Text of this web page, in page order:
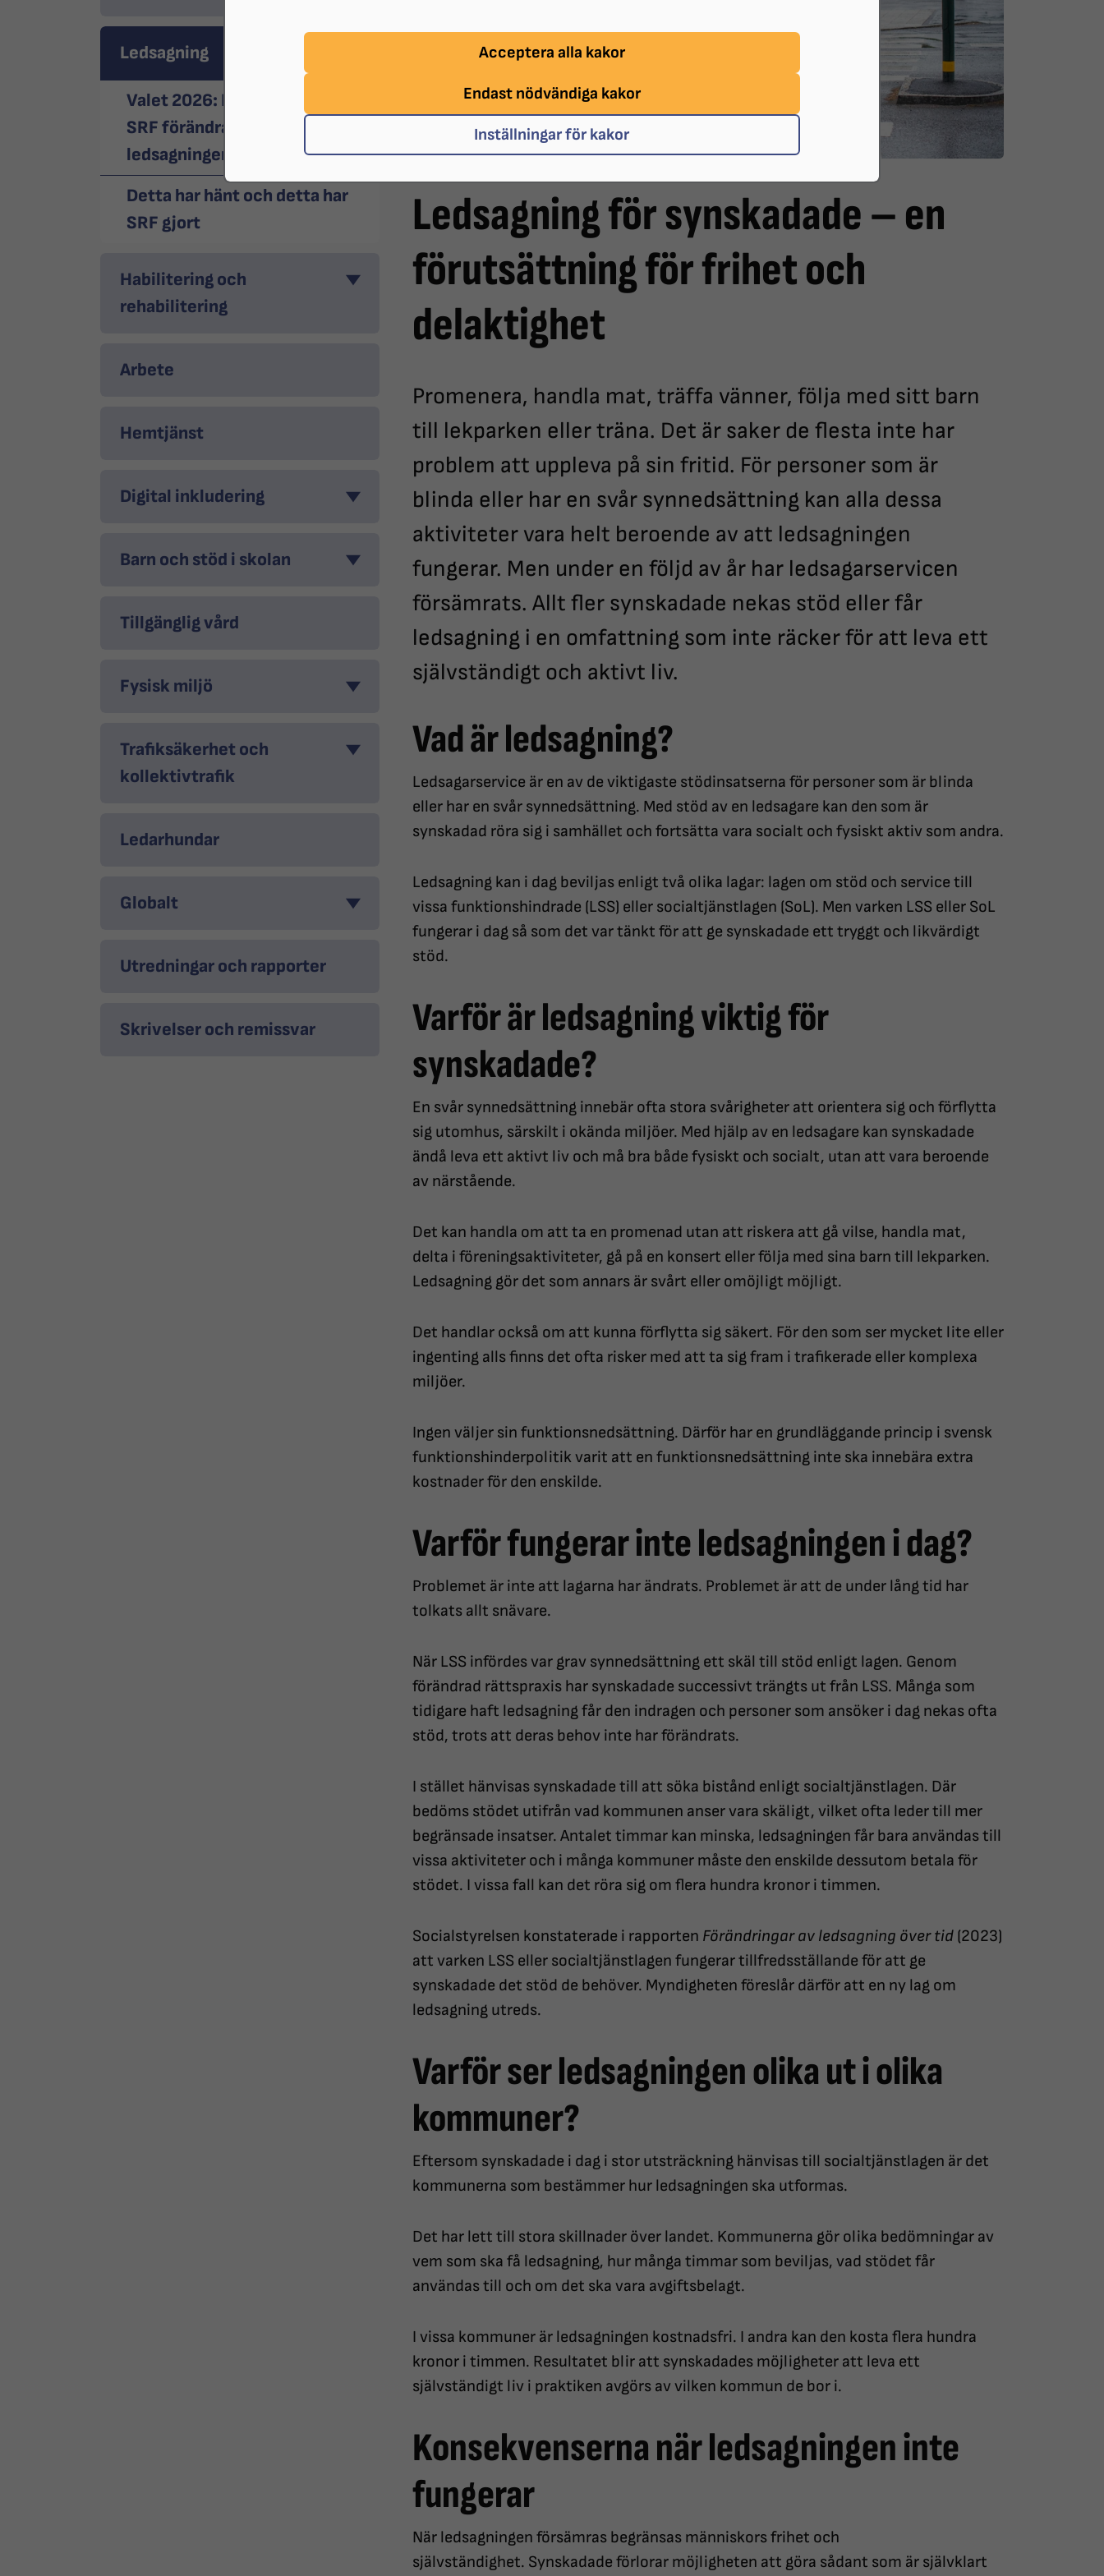
Acceptera alla kakor
Endast nödvändiga kakor
Inställningar för kakor
Ledsagning
Valet 2026: Det här vill
SRF förändra inom
ledsagningen
Detta har hänt och detta har
SRF gjort
Habilitering och
rehabilitering
Arbete
Hemtjänst
Digital inkludering
Barn och stöd i skolan
Tillgänglig vård
Fysisk miljö
Trafiksäkerhet och
kollektivtrafik
Ledarhundar
Globalt
Utredningar och rapporter
Skrivelser och remissvar
Ledsagning för synskadade – en
förutsättning för frihet och
delaktighet
Promenera, handla mat, träffa vänner, följa med sitt barn
till lekparken eller träna. Det är saker de flesta inte har
problem att uppleva på sin fritid. För personer som är
blinda eller har en svår synnedsättning kan alla dessa
aktiviteter vara helt beroende av att ledsagningen
fungerar. Men under en följd av år har ledsagarservicen
försämrats. Allt fler synskadade nekas stöd eller får
ledsagning i en omfattning som inte räcker för att leva ett
självständigt och aktivt liv.
Vad är ledsagning?
Ledsagarservice är en av de viktigaste stödinsatserna för personer som är blinda
eller har en svår synnedsättning. Med stöd av en ledsagare kan den som är
synskadad röra sig i samhället och fortsätta vara socialt och fysiskt aktiv som andra.
Ledsagning kan i dag beviljas enligt två olika lagar: lagen om stöd och service till
vissa funktionshindrade (LSS) eller socialtjänstlagen (SoL). Men varken LSS eller SoL
fungerar i dag så som det var tänkt för att ge synskadade ett tryggt och likvärdigt
stöd.
Varför är ledsagning viktig för
synskadade?
En svår synnedsättning innebär ofta stora svårigheter att orientera sig och förflytta
sig utomhus, särskilt i okända miljöer. Med hjälp av en ledsagare kan synskadade
ändå leva ett aktivt liv och må bra både fysiskt och socialt, utan att vara beroende
av närstående.
Det kan handla om att ta en promenad utan att riskera att gå vilse, handla mat,
delta i föreningsaktiviteter, gå på en konsert eller följa med sina barn till lekparken.
Ledsagning gör det som annars är svårt eller omöjligt möjligt.
Det handlar också om att kunna förflytta sig säkert. För den som ser mycket lite eller
ingenting alls finns det ofta risker med att ta sig fram i trafikerade eller komplexa
miljöer.
Ingen väljer sin funktionsnedsättning. Därför har en grundläggande princip i svensk
funktionshinderpolitik varit att en funktionsnedsättning inte ska innebära extra
kostnader för den enskilde.
Varför fungerar inte ledsagningen i dag?
Problemet är inte att lagarna har ändrats. Problemet är att de under lång tid har
tolkats allt snävare.
När LSS infördes var grav synnedsättning ett skäl till stöd enligt lagen. Genom
förändrad rättspraxis har synskadade successivt trängts ut från LSS. Många som
tidigare haft ledsagning får den indragen och personer som ansöker i dag nekas ofta
stöd, trots att deras behov inte har förändrats.
I stället hänvisas synskadade till att söka bistånd enligt socialtjänstlagen. Där
bedöms stödet utifrån vad kommunen anser vara skäligt, vilket ofta leder till mer
begränsade insatser. Antalet timmar kan minska, ledsagningen får bara användas till
vissa aktiviteter och i många kommuner måste den enskilde dessutom betala för
stödet. I vissa fall kan det röra sig om flera hundra kronor i timmen.
Socialstyrelsen konstaterade i rapporten Förändringar av ledsagning över tid (2023)
att varken LSS eller socialtjänstlagen fungerar tillfredsställande för att ge
synskadade det stöd de behöver. Myndigheten föreslår därför att en ny lag om
ledsagning utreds.
Varför ser ledsagningen olika ut i olika
kommuner?
Eftersom synskadade i dag i stor utsträckning hänvisas till socialtjänstlagen är det
kommunerna som bestämmer hur ledsagningen ska utformas.
Det har lett till stora skillnader över landet. Kommunerna gör olika bedömningar av
vem som ska få ledsagning, hur många timmar som beviljas, vad stödet får
användas till och om det ska vara avgiftsbelagt.
I vissa kommuner är ledsagningen kostnadsfri. I andra kan den kosta flera hundra
kronor i timmen. Resultatet blir att synskadades möjligheter att leva ett
självständigt liv i praktiken avgörs av vilken kommun de bor i.
Konsekvenserna när ledsagningen inte
fungerar
När ledsagningen försämras begränsas människors frihet och
självständighet. Synskadade förlorar möjligheten att göra sådant som är självklart